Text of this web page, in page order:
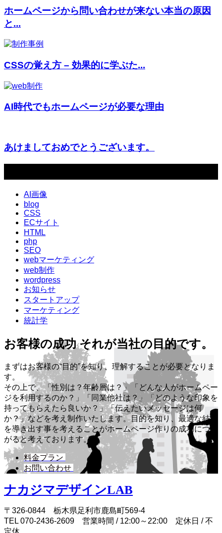
ホームページから問い合わせが来ない本当の原因
と...
CSSの覚え方 – 効果的に学ぶた...
AI時代でもホームページが必要な理由
あけましておめでとうございます。
AI画像
blog
CSS
ECサイト
HTML
php
SEO
webマーケティング
web制作
wordpress
お知らせ
スタートアップ
マーケティング
統計学
お客様の成功 それが当社の目的です。
まずはお客様の“目的”を知り、理解することが必要となりま
す。
その上で、「性別は？年齢層は？」「どんな人がホームペー
ジを利用するのか？」「同業他社は？」「どのような印象を
持ってもらえたら良いか？」「伝えたいメッセージは何
か？」などを考え制作いたします。目的を知り、最適な結果
を導き出す事を考えることがホームページ作りの成功につな
がると考えております。
料金プラン
お問い合わせ
ナカジマデザインLAB
〒326-0844 栃木県足利市鹿島町569-4
TEL 070-2436-2609 営業時間 / 12:00～22:00 定休日 / 不
定休